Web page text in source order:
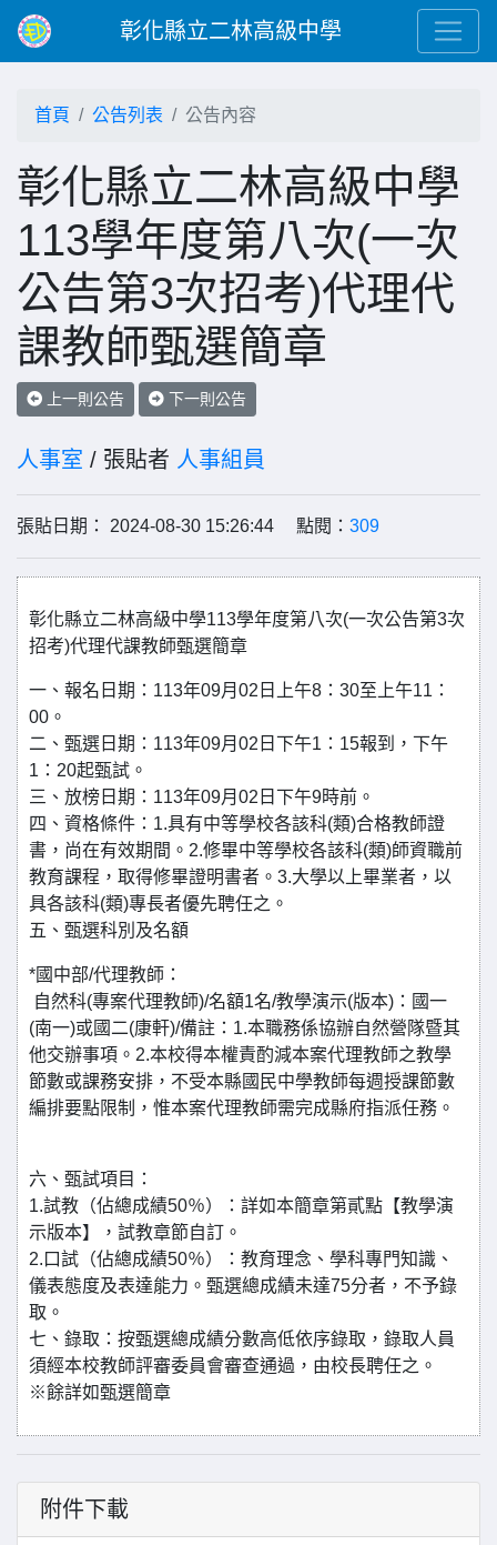
彰化縣立二林高級中學
首頁 公告列表 公告內容
彰化縣立二林高級中學
113學年度第八次(一次
公告第3次招考)代理代
課教師甄選簡章
上一則公告 下一則公告
人事室 / 張貼者 人事組員
張貼日期： 2024-08-30 15:26:44 點閱： 309
彰化縣立二林高級中學113學年度第八次(一次公告第3次
招考)代理代課教師甄選簡章
一、報名日期：113年09月02日上午8：30至上午11：
00。
二、甄選日期：113年09月02日下午1：15報到，下午
1：20起甄試。
三、放榜日期：113年09月02日下午9時前。
四、資格條件：1.具有中等學校各該科(類)合格教師證
書，尚在有效期間。2.修畢中等學校各該科(類)師資職前
教育課程，取得修畢證明書者。3.大學以上畢業者，以
具各該科(類)專長者優先聘任之。
五、甄選科別及名額
*國中部/代理教師：
自然科(專案代理教師)/名額1名/教學演示(版本)：國一
(南一)或國二(康軒)/備註：1.本職務係協辦自然營隊暨其
他交辦事項。2.本校得本權責酌減本案代理教師之教學
節數或課務安排，不受本縣國民中學教師每週授課節數
編排要點限制，惟本案代理教師需完成縣府指派任務。
六、甄試項目：
1.試教（佔總成績50％）：詳如本簡章第貳點【教學演
示版本】，試教章節自訂。
2.口試（佔總成績50％）：教育理念、學科專門知識、
儀表態度及表達能力。甄選總成績未達75分者，不予錄
取。
七、錄取：按甄選總成績分數高低依序錄取，錄取人員
須經本校教師評審委員會審查通過，由校長聘任之。
※餘詳如甄選簡章
附件下載